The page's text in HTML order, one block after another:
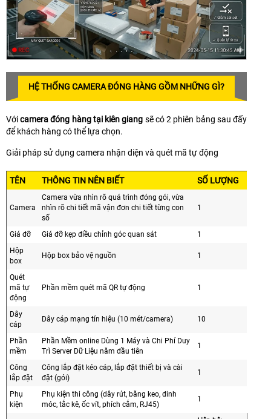
HỆ THỐNG CAMERA ĐÓNG HÀNG GỒM NHỮNG GÌ?
Vớicamera đóng hàng tại kiên giang sẽ có 2 phiên bảng sau đấy
để khách hàng có thể lựa chọn.
Giải pháp sử dụng camera nhận diện và quét mã tự động
TÊN THÔNG TIN NÊN BIẾT SỐ LƯỢNG
Camera
Camera vừa nhìn rõ quá trình đóng gói, vừa
nhìn rõ chi tiết mã vận đơn chi tiết từng con
số
1
Giá đỡ Giá đỡ kẹp điều chỉnh góc quan sát
1
Hộp
box
Hộp box bảo vệ nguồn 1
Quét
mã tự
động
Phần mềm quét mã QR tự động 1
Dây
cáp
Dây cáp mạng tín hiệu (10 mét/camera) 10
Phần
mềm
Phần Mềm online Dùng 1 Máy và Chi Phí Duy
Trì Server Dữ Liệu năm đầu tiên
1
Công
lắp đặt
Công lắp đặt kéo cáp, lắp đặt thiết bị và cài
đặt (gói)
1
Phụ
kiện
Phụ kiện thi công (dây rút, băng keo, đinh
móc, tắc kê, ốc vít, phích cắm, RJ45)
1